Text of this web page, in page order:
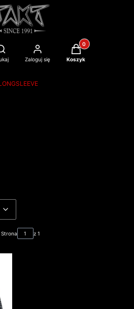
Otwórz wyszukiwarkę
Zaloguj się
Produkty w
Koszyk
Strona z 1